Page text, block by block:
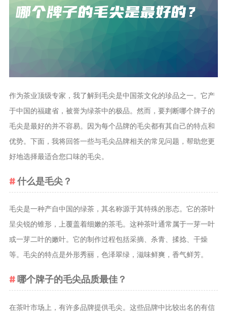
作为茶业顶级专家，我了解到毛尖是中国茶文化的珍品之一。它产
于中国的福建省，被誉为绿茶中的极品。然而，要判断哪个牌子的
毛尖是最好的并不容易。因为每个品牌的毛尖都有其自己的特点和
优势。下面，我将回答一些与毛尖品牌相关的常见问题，帮助您更
好地选择最适合您口味的毛尖。
什么是毛尖？
毛尖是一种产自中国的绿茶，其名称源于其特殊的形态。它的茶叶
呈尖锐的锥形，上覆盖着细嫩的茶毛。这种茶叶通常属于一芽一叶
或一芽二叶的嫩叶。它的制作过程包括采摘、杀青、揉捻、干燥
等。毛尖的特点是外形秀丽，色泽翠绿，滋味鲜爽，香气鲜芳。
哪个牌子的毛尖品质最佳？
在茶叶市场上，有许多品牌提供毛尖。这些品牌中比较出名的有信
茶品
饮茶技巧
茶叶生产和
制作
擂茶
茶叶定制
茶叶健康价
值和功效
减肥茶